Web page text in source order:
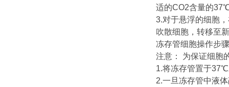
适的CO2含量的
3.对于悬浮的细胞
吹散细胞，转移至
冻存管细胞操作步骤
注意： 为保证细胞
1.将冻存管置于
2.一旦冻存管中液